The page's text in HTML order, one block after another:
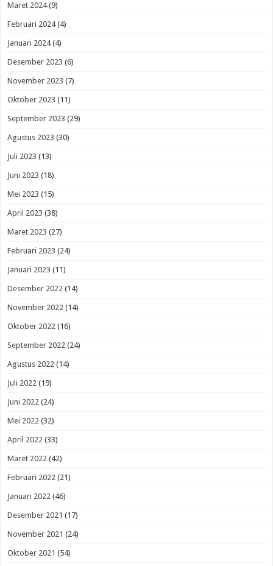
Maret 2024(9)
Februari 2024(4)
Januari 2024(4)
Desember 2023 (6)
November 2023 (7)
Oktober 2023 (11)
September 2023 (29)
Agustus 2023 (30)
Juli 2023 (13)
Juni 2023 (18)
Mei 2023 (15)
April 2023 (38)
Maret 2023 (27)
Februari 2023 (24)
Januari 2023 (11)
Desember 2022 (14)
November 2022 (14)
Oktober 2022 (16)
September 2022 (24)
Agustus 2022 (14)
Juli 2022 (19)
Juni 2022 (24)
Mei 2022 (32)
April 2022 (33)
Maret 2022 (42)
Februari 2022 (21)
Januari 2022 (46)
Desember 2021 (17)
November 2021 (24)
Oktober 2021 (54)